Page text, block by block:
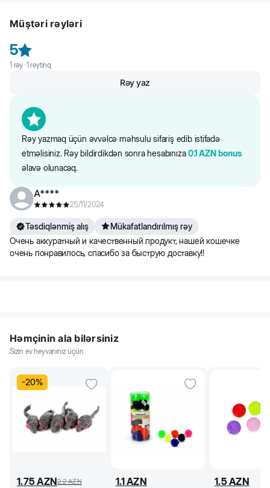
edirlər.Bu caynaqyonan pişiyinizin daimi istirahət yeri olacaq.
Alt blokun eni-40 sm
Alt blokun uzunluğu-40 sm
Müştəri rəyləri
5
1 rəy ·1 reytinq
Rəy yazmaq üçün əvvəlcə məhsulu sifariş edib istifadə
etməlisiniz. Rəy bildirdikdən sonra hesabınıza0.1 AZN bonus
əlavə olunacaq.
Rəy yaz
A****
25/11/2024
Təsdiqlənmiş alış
Mükafatlandırılmış rəy
Очень аккуратный и качественный продукт, нашей кошечке
очень понравилось, спасибо за быструю доставку!!
Həmçinin ala bilərsiniz
Sizin ev heyvanınız üçün
-20%
1.75 AZN2.2 AZN 1.1AZN 1.5 AZN